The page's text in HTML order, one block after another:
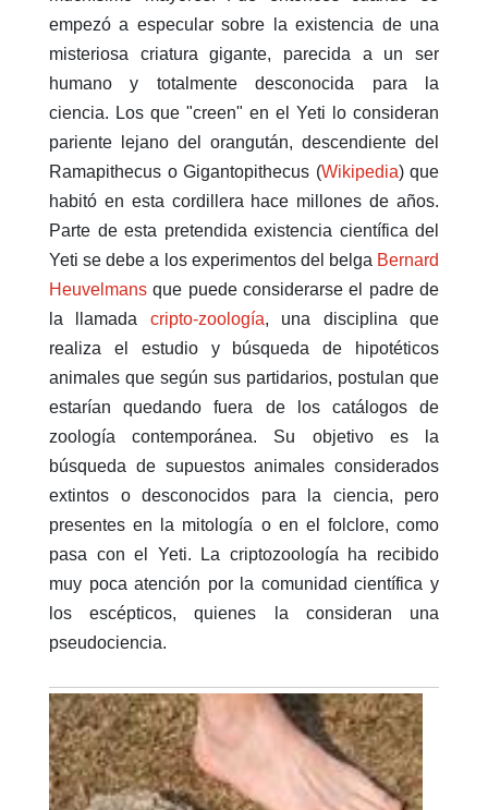
empezó a especular sobre la existencia de una
misteriosa criatura gigante, parecida a un ser
humano y totalmente desconocida para la
ciencia. Los que "creen" en el Yeti lo consideran
pariente lejano del orangután, descendiente del
Ramapithecus o Gigantopithecus (Wikipedia) que
habitó en esta cordillera hace millones de años.
Parte de esta pretendida existencia científica del
Yeti se debe a los experimentos del belga Bernard
Heuvelmans que puede considerarse el padre de
la llamada cripto-zoología, una disciplina que
realiza el estudio y búsqueda de hipotéticos
animales que según sus partidarios, postulan que
estarían quedando fuera de los catálogos de
zoología contemporánea. Su objetivo es la
búsqueda de supuestos animales considerados
extintos o desconocidos para la ciencia, pero
presentes en la mitología o en el folclore, como
pasa con el Yeti. La criptozoología ha recibido
muy poca atención por la comunidad científica y
los escépticos, quienes la consideran una
pseudociencia.